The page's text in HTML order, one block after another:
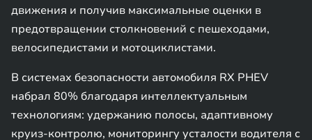
движения и получив максимальные оценки в
предотвращении столкновений с пешеходами,
велосипедистами и мотоциклистами.
В системах безопасности автомобиля RX PHEV
набрал 80% благодаря интеллектуальным
технологиям: удержанию полосы, адаптивному
круиз-контролю, мониторингу усталости водителя с